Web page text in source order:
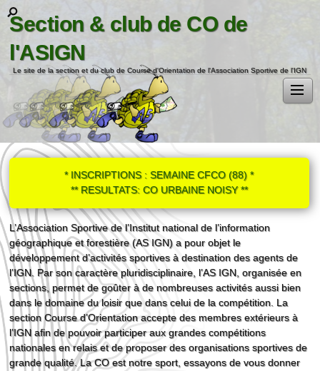
Section & club de CO de
l'ASIGN
Le site de la section et du club de Course d'Orientation de l'Association Sportive de l'IGN
* INSCRIPTIONS : SEMAINE CFCO (88) *
** RESULTATS: CO URBAINE NOISY **
L’Association Sportive de l’Institut national de l’information
géographique et forestière (AS IGN) a pour objet le
développement d’activités sportives à destination des agents de
l’IGN. Par son caractère pluridisciplinaire, l’AS IGN, organisée en
sections, permet de goûter à de nombreuses activités aussi bien
dans le domaine du loisir que dans celui de la compétition. La
section Course d’Orientation accepte des membres extérieurs à
l’IGN afin de pouvoir participer aux grandes compétitions
nationales en relais et de proposer des organisations sportives de
grande qualité. La CO est notre sport, essayons de vous donner